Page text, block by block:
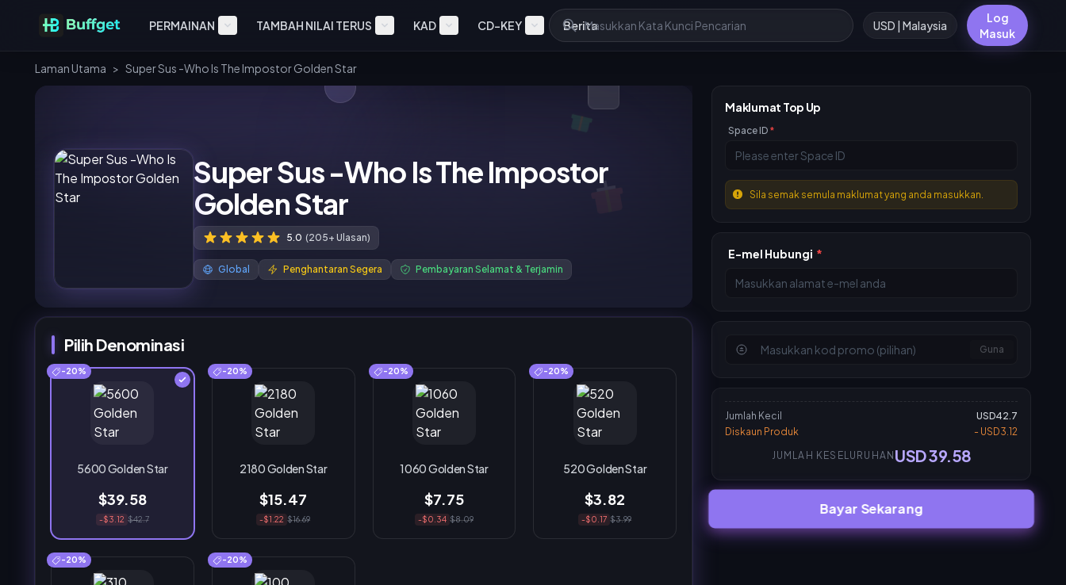
PERMAINAN TAMBAH NILAI TERUS KAD CD-KEY Berita USD | Malaysia
Log
Masuk
Laman Utama > Super Sus -Who Is The Impostor Golden Star
Super Sus -Who Is The Impostor
Golden Star
5.0 (205+ Ulasan)
Global Penghantaran Segera Pembayaran Selamat & Terjamin
Pilih Denominasi
-20%
5600 Golden Star
$39.58
-$3.12 $42.7
-20%
2180 Golden Star
$15.47
-$1.22 $16.69
-20%
1060 Golden Star
$7.75
-$0.34 $8.09
-20%
520 Golden Star
$3.82
-$0.17 $3.99
-20% -20%
Maklumat Top Up
Space ID *
Sila semak semula maklumat yang anda masukkan.
E-mel Hubungi *
Guna
Jumlah Kecil
USD42.7
Diskaun Produk
- USD3.12
JUMLAH KESELURUHAN USD 39.58
Bayar Sekarang